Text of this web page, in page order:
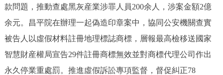
款問題，推動查處黑灰産業涉罪人員200余人，涉案金額2億
余元。昌平院在辦理一起偽造印章案中，協同公安機關查實
被告人以虛假材料註冊地理標誌商標，層報最高檢移送國家
智慧財産權局宣告29件註冊商標無效並對商標代理公司作出
永久停業重處罰。推進虛假訴訟專項監督，督促糾正78